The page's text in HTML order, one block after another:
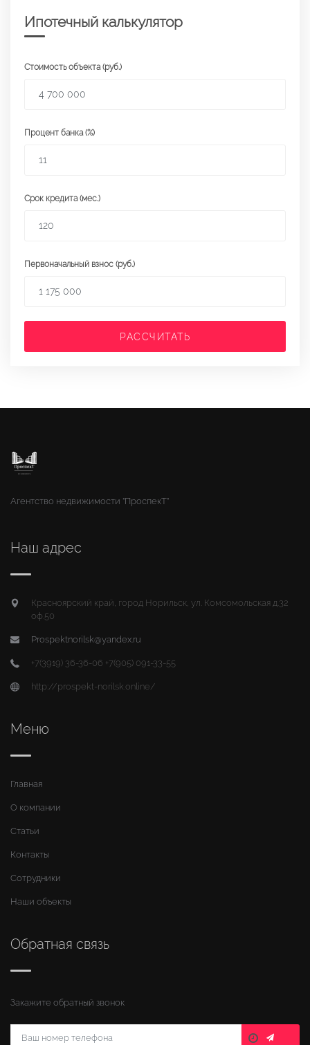
Ипотечный калькулятор
Стоимость объекта (руб.)
Процент банка (%)
Срок кредита (мес.)
Первоначальный взнос (руб.)
РАССЧИТАТЬ
Агентство недвижимости "ПроспекТ"
Наш адрес
Красноярский край, город Норильск, ул. Комсомольская д.32
оф.50
Prospektnorilsk@yandex.ru
+7(3919) 36-36-06 +7(905) 091-33-55
http://prospekt-norilsk.online/
Меню
Главная
О компании
Статьи
Контакты
Сотрудники
Наши объекты
Обратная связь
Закажите обратный звонок